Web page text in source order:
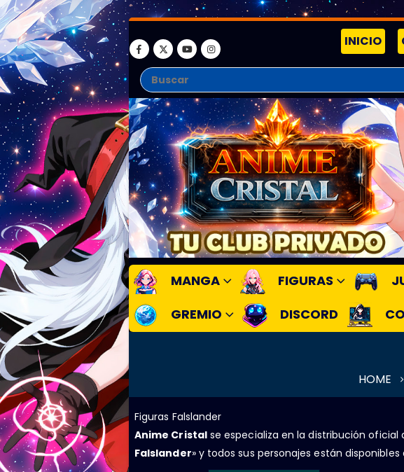
INICIO
MANGA FIGURAS
GREMIO
DISCORD
HOME
Figuras Falslander
Anime Cristalse especializa en la distribución oficial
Falslander» y todos sus personajes están